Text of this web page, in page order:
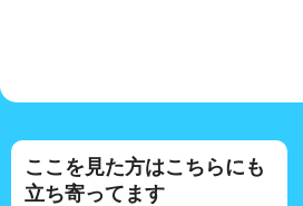
ここを見た方はこちらにも
立ち寄ってます